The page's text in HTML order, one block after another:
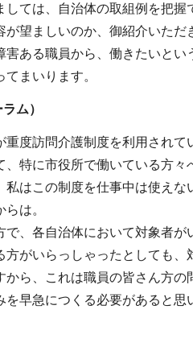
ては、自治体の取組例を把
望ましいのか、御紹介いただ
害ある職員から、働きたいと
まいります。
ム）
重度訪問介護制度を利用され
、特に市役所で働いている方
はこの制度を仕事中は使え
は。
、各自治体において対象者
方がいらっしゃったとしても
ら、これは職員の皆さん方
早急につくる必要があると思